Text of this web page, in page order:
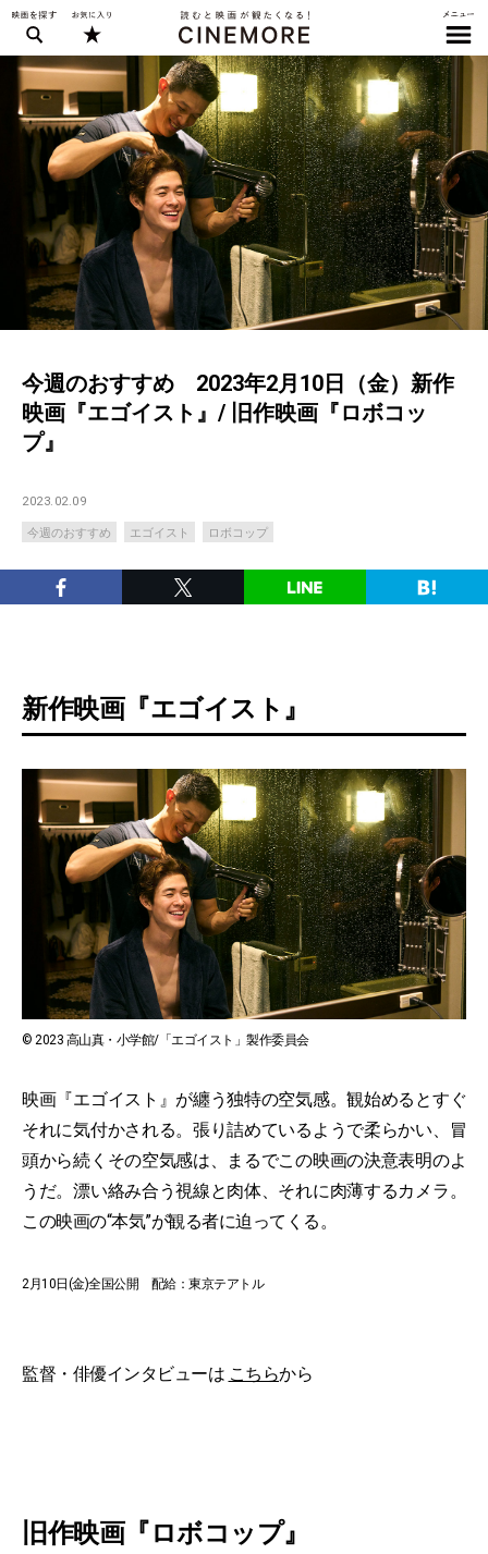
今週のおすすめ 2023年2月10日（金）新作
映画『エゴイスト』/ 旧作映画『ロボコッ
プ』
2023.02.09
今週のおすすめ エゴイスト ロボコップ
新作映画『エゴイスト』
© 2023 高山真・小学館/「エゴイスト」製作委員会
映画『エゴイスト』が纏う独特の空気感。観始めるとすぐ
それに気付かされる。張り詰めているようで柔らかい、冒
頭から続くその空気感は、まるでこの映画の決意表明のよ
うだ。漂い絡み合う視線と肉体、それに肉薄するカメラ。
この映画の“本気”が観る者に迫ってくる。
2月10日(金)全国公開 配給：東京テアトル
監督・俳優インタビューは こちらから
旧作映画『ロボコップ』